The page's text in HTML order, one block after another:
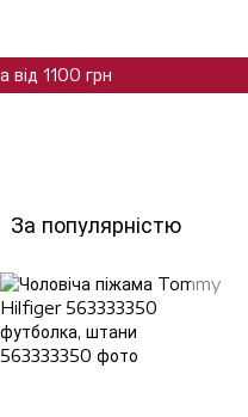
від 1100 грн
За популярністю